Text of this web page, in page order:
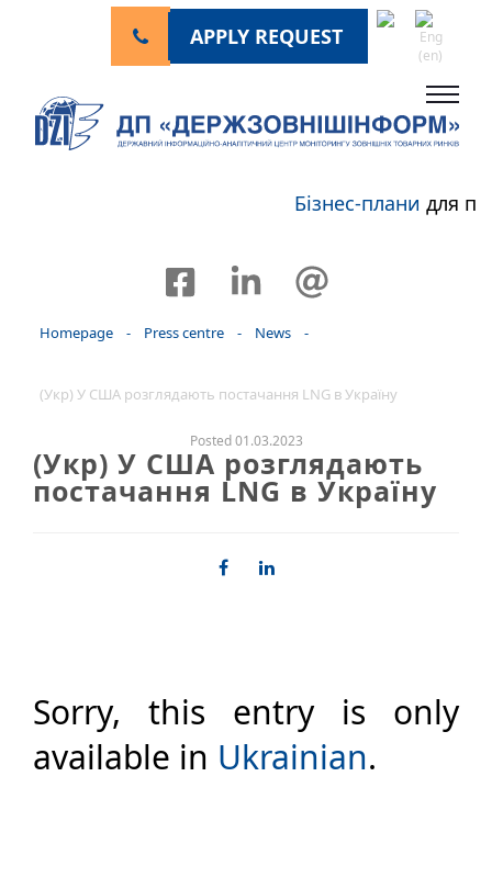
APPLY REQUEST
Бізнес-планидля
Homepage - Press centre - News -
(Укр) У США розглядають постачання LNG в Україну
Posted 01.03.2023
(Укр) У США розглядають
постачання LNG в Україну
Sorry, this entry is only
available in Ukrainian.